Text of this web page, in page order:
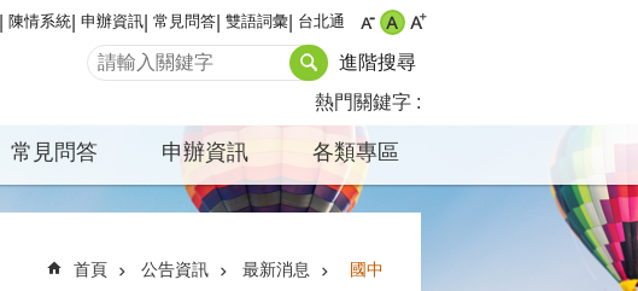
陳情系統 申辦資訊 常見問答 雙語詞彙 台北通
進階搜尋
熱門關鍵字
常見問答 申辦資訊 各類專區
首頁 公告資訊 最新消息 國中